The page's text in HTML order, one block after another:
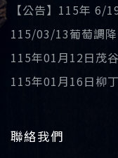
【公告】115年 6/
115/03/13葡萄調
115年01月12日茂
115年01月16日柳
聯絡我們